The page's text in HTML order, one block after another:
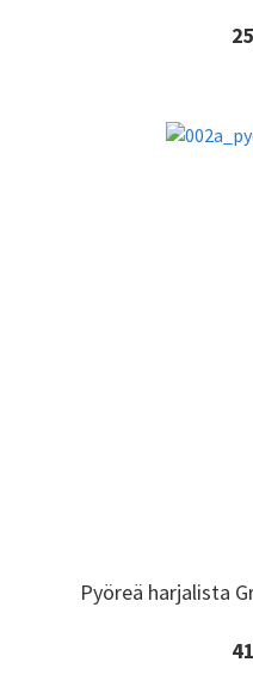
Pyöreä harjalista
Pyöreä harjalista